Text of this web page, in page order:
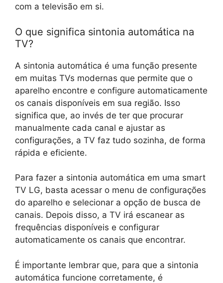
com a televisão em si.
O que significa sintonia automática na
TV?
A sintonia automática é uma função presente
em muitas TVs modernas que permite que o
aparelho encontre e configure automaticamente
os canais disponíveis em sua região. Isso
significa que, ao invés de ter que procurar
manualmente cada canal e ajustar as
configurações, a TV faz tudo sozinha, de forma
rápida e eficiente.
Para fazer a sintonia automática em uma smart
TV LG, basta acessar o menu de configurações
do aparelho e selecionar a opção de busca de
canais. Depois disso, a TV irá escanear as
frequências disponíveis e configurar
automaticamente os canais que encontrar.
É importante lembrar que, para que a sintonia
automática funcione corretamente, é